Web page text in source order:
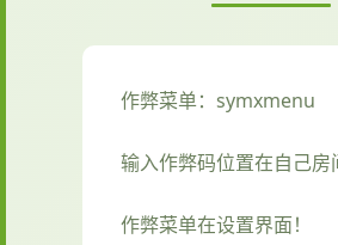
作弊菜单：symxmenu
输入作弊码位置在自己房
作弊菜单在设置界面！